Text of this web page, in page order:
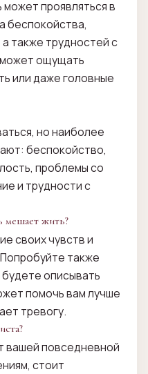
проявляться в
беспокойства,
также трудностей с
ощущать
или даже головные
но наиболее
беспокойство,
проблемы со
и трудности с
мешает жить?
своих чувств и
также
описывать
помочь вам лучше
тревогу.
вашей повседневной
стоит